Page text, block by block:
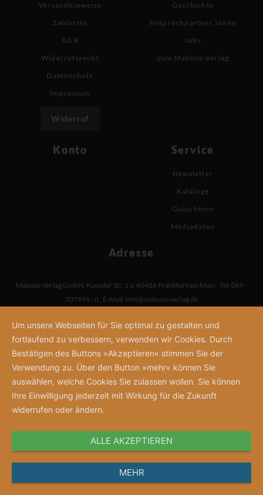
Versandhinweise
Zahlarten
AGB
Widerrufsrecht
Datenschutz
Impressum
Widerruf
Geschichte
Ansprechpartner:innen
Jobs
zum Mabuse-Verlag
Konto Service
Newsletter
Kataloge
Gutscheine
Mediadaten
Adresse
Mabuse-Verlag GmbH, Kasseler Str. 1 a, 60486 Frankfurt am Main , Tel: 069 -
707996 - 0 , E-Mail: info@mabuse-verlag.de
Um unsere Webseiten für Sie optimal zu gestalten und
fortlaufend zu verbessern, verwenden wir Cookies. Durch
Bestätigen des Buttons »Akzeptieren« stimmen Sie der
Verwendung zu. Über den Button »mehr« können Sie
auswählen, welche Cookies Sie zulassen wollen. Sie können
Ihre Einwilligung jederzeit mit Wirkung für die Zukunft
widerrufen oder ändern.
ALLE AKZEPTIEREN
MEHR